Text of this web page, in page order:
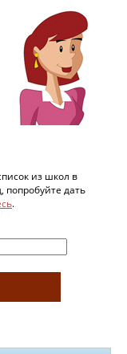
из школ в
попробуйте дать
.